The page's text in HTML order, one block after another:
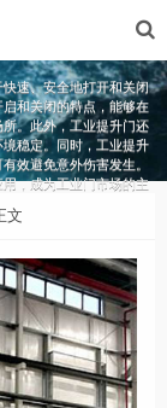
速、安全地打开和关闭
和关闭的特点，能够在
。此外，工业提升门还
稳定。同时，工业提升
效避免意外伤害发生。
，成为工业门市场的主
文